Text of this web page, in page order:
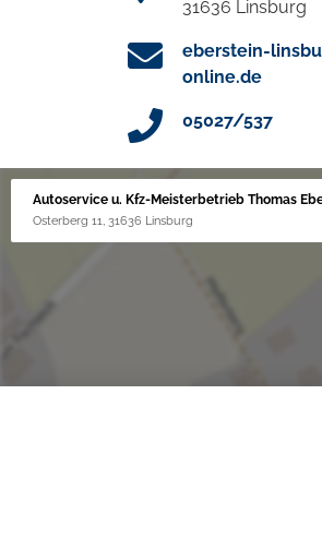
31636 Linsburg
eberstein-
online.de
05027/537
Autoservice u. Kfz-Meisterbetrieb Thomas
Osterberg 11, 31636 Linsburg